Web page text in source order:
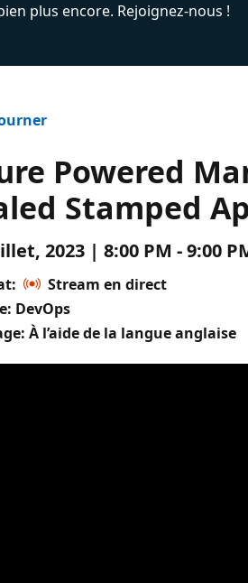
plus encore. Rejoignez-nous !
Powered
Stamped
2023 | 8:00 PM - 9:00
Stream en direct
DevOps
À l’aide de la langue anglaise